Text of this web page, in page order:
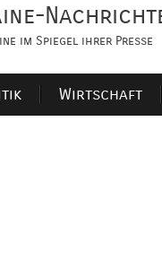
im Spiegel ihrer Presse
Wirtschaft